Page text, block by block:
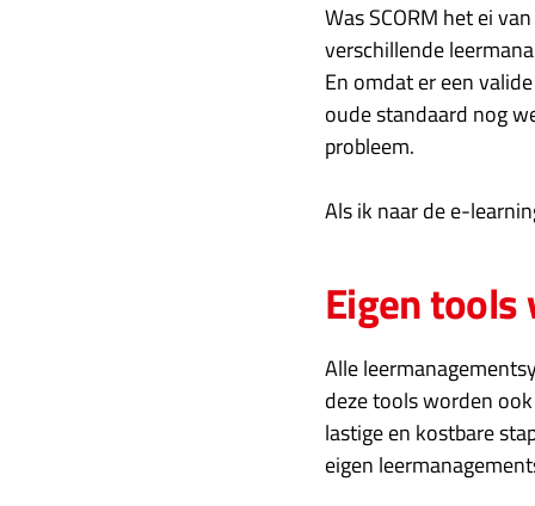
Was SCORM het ei
verschillende
En omdat er een
oude standaard nog
probleem.
Als ik naar de e-
Eigen
Alle
deze tools worden
lastige en kostbare
eigen